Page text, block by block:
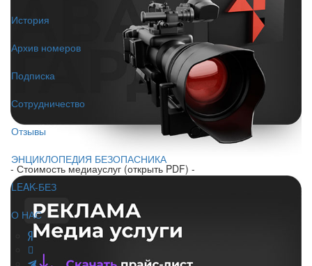
История
Архив номеров
Подписка
Сотрудничество
Отзывы
ЭНЦИКЛОПЕДИЯ БЕЗОПАСНИКА
LEAK-БЕЗ
О НАС
- Стоимость медиауслуг (открыть PDF) -